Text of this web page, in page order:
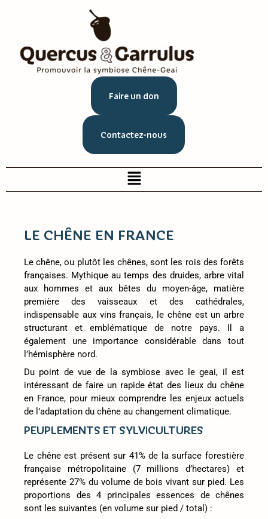
Faire un don
Contactez-nous
LE CHÊNE EN FRANCE
Le chêne, ou plutôt les chênes, sont les rois des forêts
françaises. Mythique au temps des druides, arbre vital
aux hommes et aux bêtes du moyen-âge, matière
première des vaisseaux et des cathédrales,
indispensable aux vins français, le chêne est un arbre
structurant et emblématique de notre pays. Il a
également une importance considérable dans tout
l’hémisphère nord.
Du point de vue de la symbiose avec le geai, il est
intéressant de faire un rapide état des lieux du chêne
en France, pour mieux comprendre les enjeux actuels
de l’adaptation du chêne au changement climatique.
PEUPLEMENTS ET SYLVICULTURES
Le chêne est présent sur 41% de la surface forestière
française métropolitaine (7 millions d’hectares) et
représente 27% du volume de bois vivant sur pied. Les
proportions des 4 principales essences de chênes
sont les suivantes (en volume sur pied / total) :